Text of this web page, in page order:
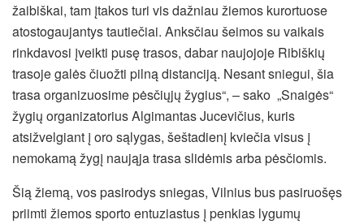
žaibiškai, tam įtakos turi vis dažniau žiemos kurortuose
atostogaujantys tautiečiai. Anksčiau šeimos su vaikais
rinkdavosi įveikti pusę trasos, dabar naujojoje Ribiškių
trasoje galės čiuožti pilną distanciją. Nesant sniegui, šia
trasa organizuosime pėsčiųjų žygius“, – sako „Snaigės“
žygių organizatorius Algimantas Jucevičius, kuris
atsižvelgiant į oro sąlygas, šeštadienį kviečia visus į
nemokamą žygį naująja trasa slidėmis arba pėsčiomis.
Šią žiemą, vos pasirodys sniegas, Vilnius bus pasiruošęs
priimti žiemos sporto entuziastus į penkias lygumų